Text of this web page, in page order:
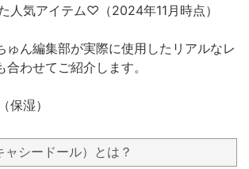
人気アイテム♡（2024年11月時点）
ゅん編集部が実際に使用したリアルなレ
合わせてご紹介します。
保湿）
シードール）とは？